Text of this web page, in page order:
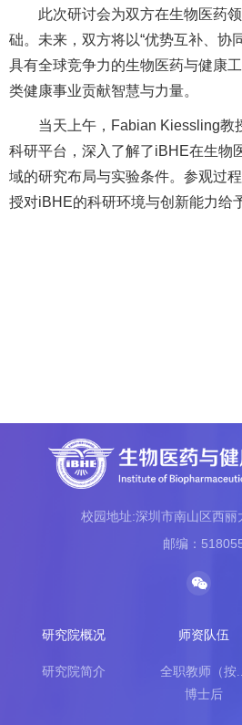
此次研讨会为双方在生物医药
础。未来，双方将以“优势互补、协
具有全球竞争力的生物医药与健康
类健康事业贡献智慧与力量。
当天上午，Fabian Kiessling教
科研平台，深入了解了iBHE在生物
域的研究布局与实验条件。参观过
授对iBHE的科研环境与创新能力给
校园地址:深圳市南山区西丽
邮编：
研究院概况
研究院简介
师资队伍
全职教师（按
博士后